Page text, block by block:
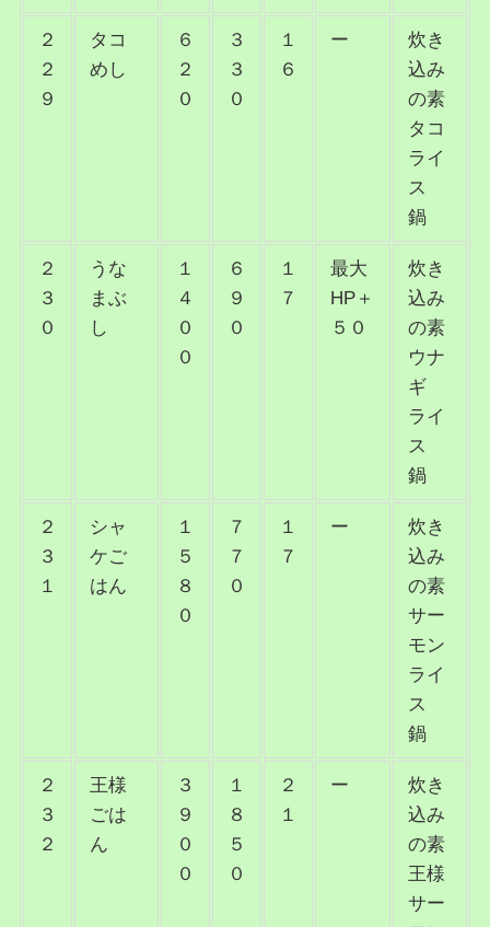
２
２
９
タコ
めし
６
２
０
３
３
０
１
６
ー
炊き
込み
の素
タコ
ライ
ス
鍋
２
３
０
うな
まぶ
し
１
４
０
０
６
９
０
１
７
最大
HP＋
５０
炊き
込み
の素
ウナ
ギ
ライ
ス
鍋
２
３
１
シャ
ケご
はん
１
５
８
０
７
７
０
１
７
ー
炊き
込み
の素
サー
モン
ライ
ス
鍋
２
３
２
王様
ごは
ん
３
９
０
０
１
８
５
０
２
１
ー
炊き
込み
の素
王様
サー